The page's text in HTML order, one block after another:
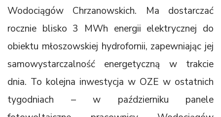
Wodociągów Chrzanowskich. Ma dostarczać
rocznie blisko 3 MWh energii elektrycznej do
obiektu młoszowskiej hydrofornii, zapewniając jej
samowystarczalność energetyczną w trakcie
dnia. To kolejna inwestycja w OZE w ostatnich
tygodniach – w październiku panele